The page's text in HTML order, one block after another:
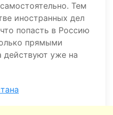
Тем
иностранных дел
попасть в Россию
прямыми
действуют уже на